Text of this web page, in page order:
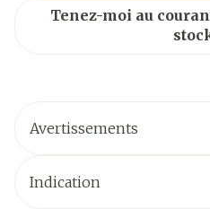
Tenez-moi au
Avertissements
Indication